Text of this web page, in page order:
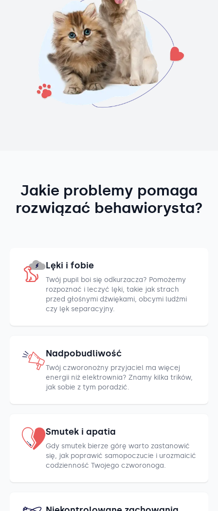
Jakie problemy pomaga
rozwiązać behawiorysta?
Lęki i fobie
Twój pupil boi się odkurzacza? Pomożemy
rozpoznać i leczyć lęki, takie jak strach
przed głośnymi dźwiękami, obcymi ludźmi
czy lęk separacyjny.
Nadpobudliwość
Twój czworonożny przyjaciel ma więcej
energii niż elektrownia? Znamy kilka trików,
jak sobie z tym poradzić.
Smutek i apatia
Gdy smutek bierze górę warto zastanowić
się, jak poprawić samopoczucie i urozmaicić
codzienność Twojego czworonoga.